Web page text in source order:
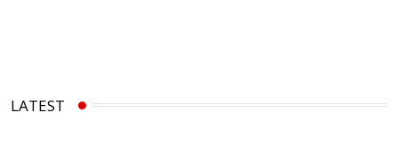
LATEST